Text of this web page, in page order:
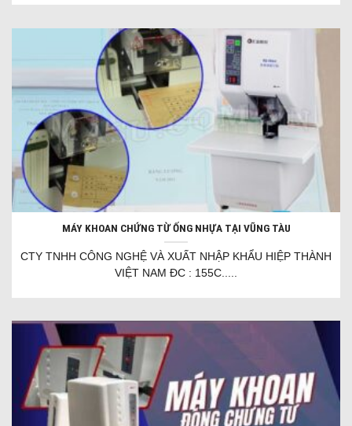
MÁY KHOAN CHỨNG TỪ ỐNG NHỰA TẠI VŨNG TÀU
CTY TNHH CÔNG NGHỆ VÀ XUẤT NHẬP KHẨU HIỆP THÀNH
VIỆT NAM ĐC : 155C.....